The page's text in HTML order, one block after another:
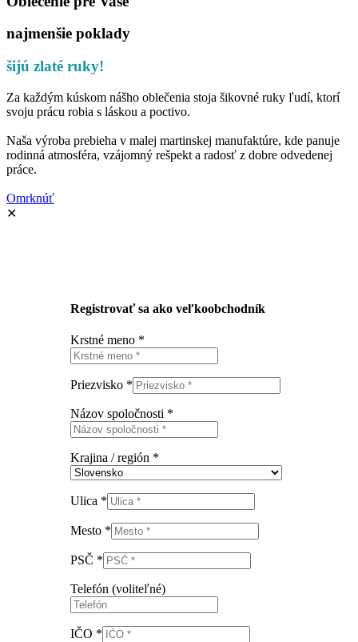
najmenšie poklady
šijú zlaté ruky!
Za každým kúskom nášho oblečenia stoja šikovné ruky ľudí, ktorí
svoju prácu robia s láskou a poctivo.
Naša výroba prebieha v malej martinskej manufaktúre, kde panuje
rodinná atmosféra, vzájomný rešpekt a radosť z dobre odvedenej
práce.
Omrknúť
✕
Registrovať sa ako veľkoobchodník
Krstné meno *
Priezvisko *
Názov spoločnosti *
Krajina / región *
Ulica *
Mesto *
PSČ *
Telefón (voliteľné)
IČO *